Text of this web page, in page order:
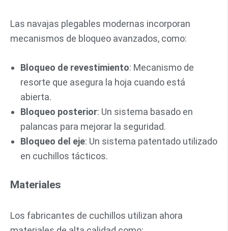
Las navajas plegables modernas incorporan
mecanismos de bloqueo avanzados, como:
Bloqueo de revestimiento: Mecanismo de
resorte que asegura la hoja cuando está
abierta.
Bloqueo posterior: Un sistema basado en
palancas para mejorar la seguridad.
Bloqueo del eje: Un sistema patentado utilizado
en cuchillos tácticos.
Materiales
Los fabricantes de cuchillos utilizan ahora